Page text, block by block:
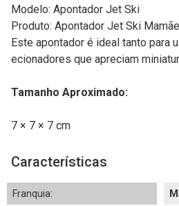
Modelo: Apontador Jet Ski
Produto: Apontador Jet Ski
Este apontador é ideal tanto para
ecionadores que apreciam
Tamanho Aproximado:
7 × 7 × 7 cm
Características
Franquia: